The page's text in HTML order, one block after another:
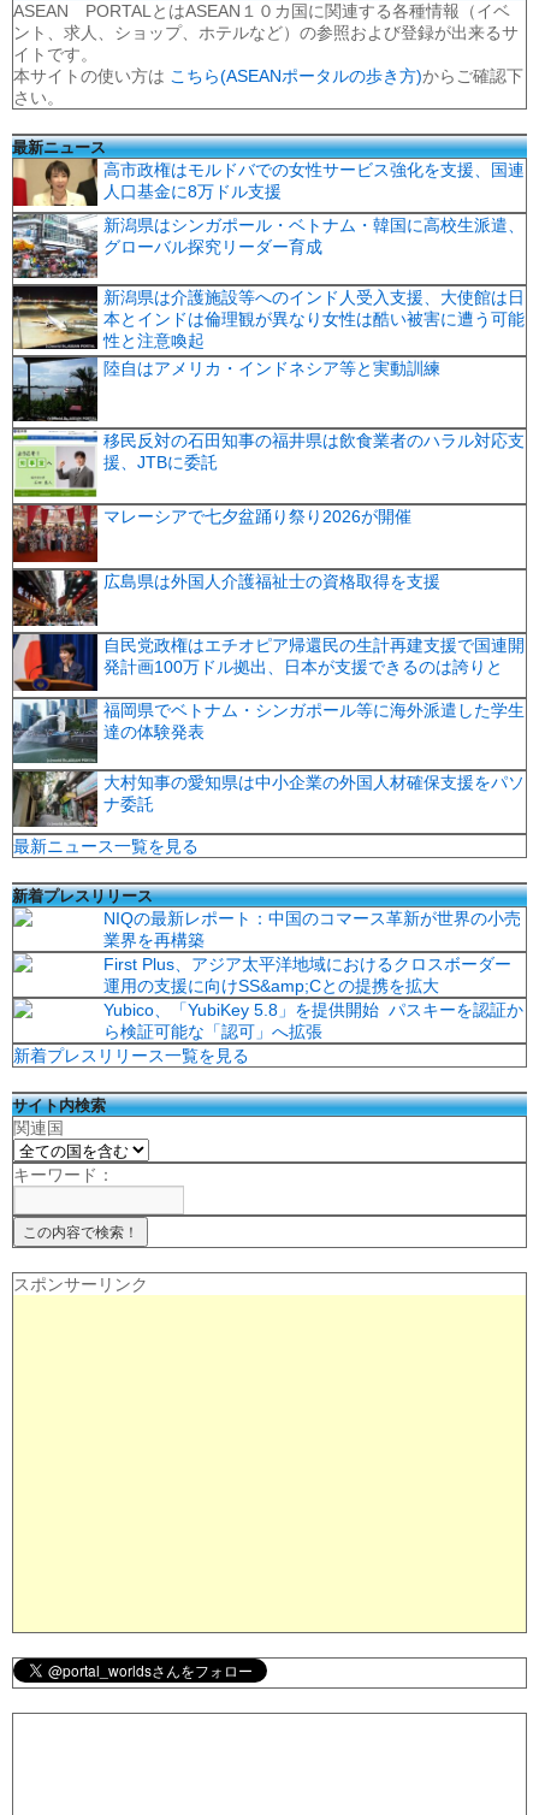
ASEAN PORTALとはASEAN１０カ国に関連する各種情報（イベ
ント、求人、ショップ、ホテルなど）の参照および登録が出来るサ
イトです。
本サイトの使い方は こちら(ASEANポータルの歩き方)からご確認下
さい。
最新ニュース
高市政権はモルドバでの女性サービス強化を支援、国連
人口基金に8万ドル支援
新潟県はシンガポール・ベトナム・韓国に高校生派遣、
グローバル探究リーダー育成
新潟県は介護施設等へのインド人受入支援、大使館は日
本とインドは倫理観が異なり女性は酷い被害に遭う可能
性と注意喚起
陸自はアメリカ・インドネシア等と実動訓練
移民反対の石田知事の福井県は飲食業者のハラル対応支
援、JTBに委託
マレーシアで七夕盆踊り祭り2026が開催
広島県は外国人介護福祉士の資格取得を支援
自民党政権はエチオピア帰還民の生計再建支援で国連開
発計画100万ドル拠出、日本が支援できるのは誇りと
福岡県でベトナム・シンガポール等に海外派遣した学生
達の体験発表
大村知事の愛知県は中小企業の外国人材確保支援をパソ
ナ委託
最新ニュース一覧を見る
新着プレスリリース
NIQの最新レポート：中国のコマース革新が世界の小売
業界を再構築
First Plus、アジア太平洋地域におけるクロスボーダー
運用の支援に向けSS&amp;Cとの提携を拡大
Yubico、「YubiKey 5.8」を提供開始 パスキーを認証か
ら検証可能な「認可」へ拡張
新着プレスリリース一覧を見る
サイト内検索
関連国
キーワード：
スポンサーリンク